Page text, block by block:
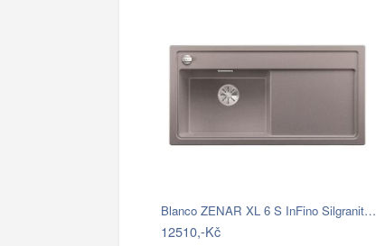
Blanco ZENAR XL 6 S InFino Silgranit…
12510,-Kč